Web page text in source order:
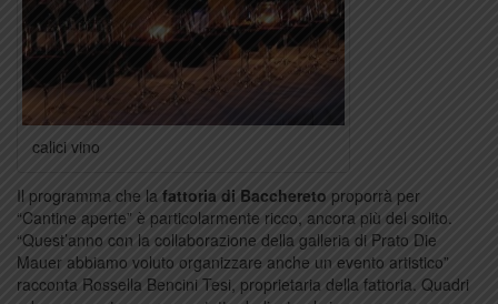
calici vino
Il programma che la fattoria di Bacchereto proporrà per
“Cantine aperte” è particolarmente ricco, ancora più del solito.
“Quest’anno con la collaborazione della galleria di Prato Die
Mauer abbiamo voluto organizzare anche un evento artistico”
racconta Rossella Bencini Tesi, proprietaria della fattoria. Quadri